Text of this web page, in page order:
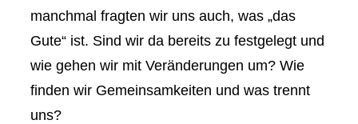
manchmal fragten wir uns auch, was „das
Gute“ ist. Sind wir da bereits zu festgelegt und
wie gehen wir mit Veränderungen um? Wie
finden wir Gemeinsamkeiten und was trennt
uns?